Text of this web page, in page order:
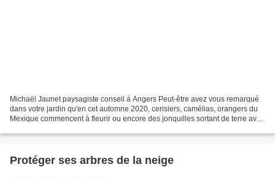
Michaël Jaunet paysagiste conseil à Angers Peut-être avez vous remarqué
dans votre jardin qu'en cet automne 2020, cerisiers, camélias, orangers du
Mexique commencent à fleurir ou encore des jonquilles sortant de terre avec
Protéger ses arbres de la neige